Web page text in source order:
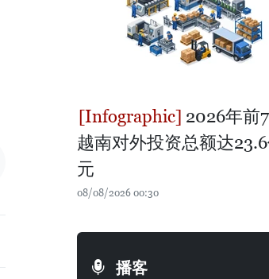
2026年前
越南对外投资总额达
元
08/08/2026 00:30
播客